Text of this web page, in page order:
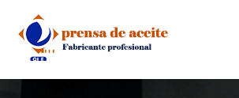
content